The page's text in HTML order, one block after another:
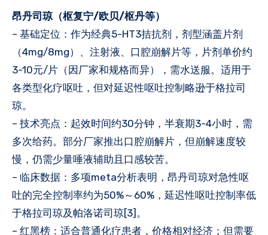
昂丹司琼（枢复宁/欧贝/枢丹等）
– 基础定位：作为经典5-HT3拮抗剂，剂型涵盖片剂
（4mg/8mg）、注射液、口腔崩解片等，片剂单价约
3-10元/片（因厂家和规格而异），需水送服。适用于
各类型化疗呕吐，但对延迟性呕吐控制略逊于格拉司
琼。
– 技术亮点：起效时间约30分钟，半衰期3-4小时，需
多次给药。部分厂家推出口腔崩解片，但崩解速度较
慢，仍需少量唾液辅助且口感较苦。
– 临床数据：多项meta分析表明，昂丹司琼对急性呕
吐的完全控制率约为50%～60%，延迟性呕吐控制率低
于格拉司琼及帕洛诺司琼[3]。
– 红黑榜：适合普通化疗患者，价格相对经济；但需要